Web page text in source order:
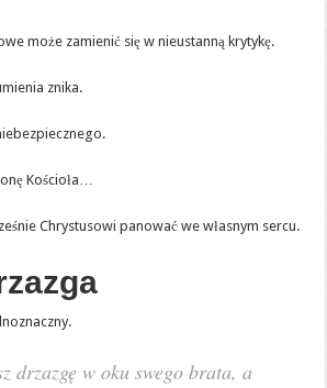
może zamienić się w nieustanną krytykę.
znika.
Kościoła…
Chrystusowi panować we własnym sercu.
drzazgę w oku swego brata, a